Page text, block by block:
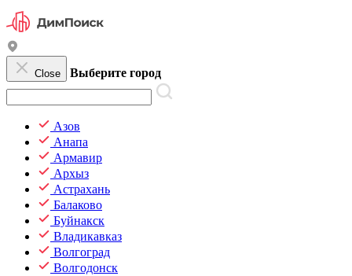
Close Выберите город
Азов
Анапа
Армавир
Архыз
Астрахань
Балаково
Буйнакск
Владикавказ
Волгоград
Волгодонск